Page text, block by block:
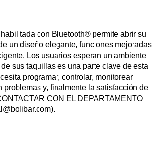
con Bluetooth® permite abrir su
un diseño elegante, funciones mejoradas
Los usuarios esperan un ambiente
sus taquillas es una parte clave de esta
programar, controlar, monitorear
y, finalmente la satisfacción de
CON EL DEPARTAMENTO